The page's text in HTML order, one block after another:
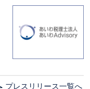
プレスリリース一覧へ